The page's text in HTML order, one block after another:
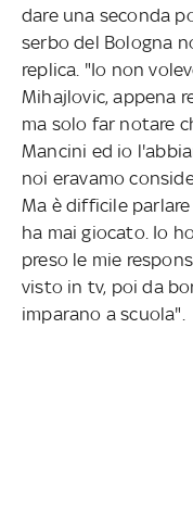
dare una seconda
serbo del Bologna
replica. "Io non
Mihajlovic, appena
ma solo far notare
Mancini ed io
noi eravamo
Ma è difficile
ha mai giocato. Io
preso le mie
visto in tv, poi da
imparano a scuola".